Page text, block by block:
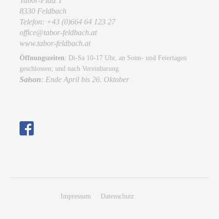
8330 Feldbach
Telefon: +43 (0)664 64 123 27
office@tabor-feldbach.at
www.tabor-feldbach.at
Öffnungszeiten: Di-Sa 10-17 Uhr, an Sonn- und Feiertagen
geschlossen; und nach Vereinbarung
Saison: Ende April bis 26. Oktober
Impressum Datenschutz